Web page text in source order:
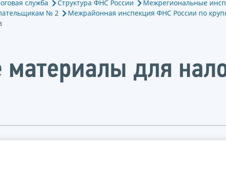
служба Структура ФНС России
Межрегиональные
№ 2
Межрайонная инспекция ФНС России по
для